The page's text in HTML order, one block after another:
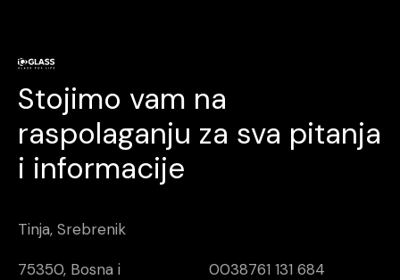
Stojimo vam na
raspolaganju za sva pitanja
i informacije
Tinja, Srebrenik
75350, Bosna i
0038761 131 684